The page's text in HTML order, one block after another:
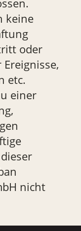
keine
oder
etc.
einer
nicht